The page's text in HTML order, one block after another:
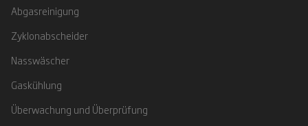
Abgasreinigung
Zyklonabscheider
Nasswäscher
Gaskühlung
Überwachung und Überprüfung